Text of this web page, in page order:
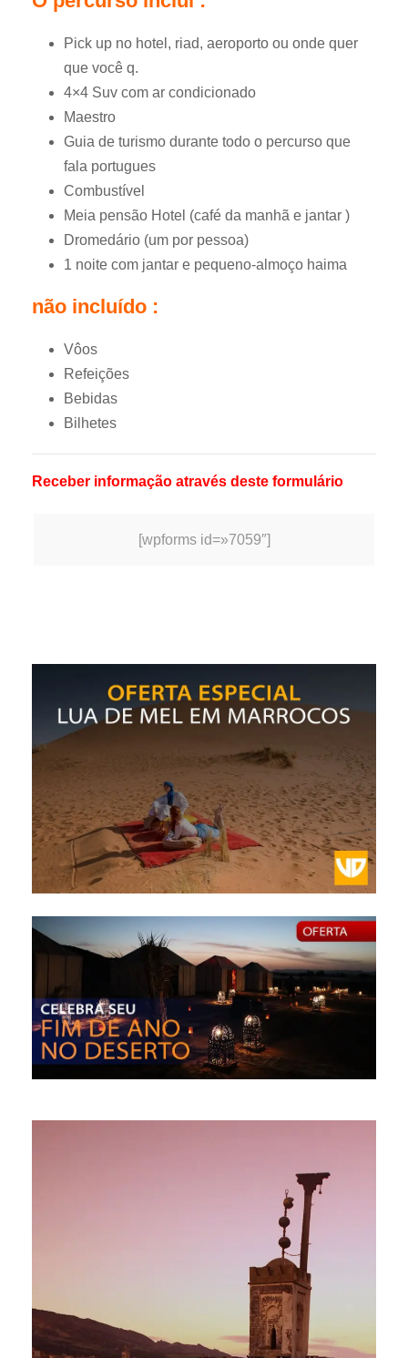
Pick up no hotel, riad, aeroporto ou onde quer
que você q.
4×4 Suv com ar condicionado
Maestro
Guia de turismo durante todo o percurso que
fala portugues
Combustível
Meia pensão Hotel (café da manhã e jantar )
Dromedário (um por pessoa)
1 noite com jantar e pequeno-almoço haima
não incluído :
Vôos
Refeições
Bebidas
Bilhetes
Receber informação através deste formulário
[wpforms id=»7059″]